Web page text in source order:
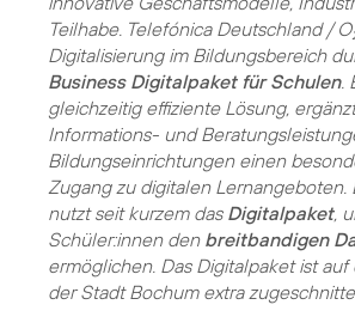
Teilhabe. Telefónica Deutschland / O
Digitalisierung im Bildungsbereich
Business Digitalpaket für Schulen.
gleichzeitig effiziente Lösung,
Informations- und
Bildungseinrichtungen einen
Zugang zu digitalen Lernangeboten.
nutzt seit kurzem das Digitalpaket,
Schüler:innen den breitbandigen
ermöglichen. Das Digitalpaket ist
der Stadt Bochum extra